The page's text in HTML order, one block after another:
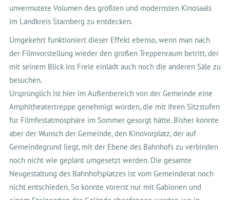
unvermutete Volumen des größten und modernsten Kinosaals
im Landkreis Starnberg zu entdecken.
Umgekehrt funktioniert dieser Effekt ebenso, wenn man nach
der Filmvorstellung wieder den großen Treppenraum betritt, der
mit seinem Blick ins Freie einlädt auch noch die anderen Säle zu
besuchen.
Ursprünglich ist hier im Außenbereich von der Gemeinde eine
Amphitheatertreppe genehmigt worden, die mit ihren Sitzstufen
für Filmfestatmosphäre im Sommer gesorgt hätte. Bisher konnte
aber der Wunsch der Gemeinde, den Kinovorplatz, der auf
Gemeindegrund liegt, mit der Ebene des Bahnhofs zu verbinden
noch nicht wie geplant umgesetzt werden. Die gesamte
Neugestaltung des Bahnhofsplatzes ist vom Gemeinderat noch
nicht entschieden. So konnte vorerst nur mit Gabionen und